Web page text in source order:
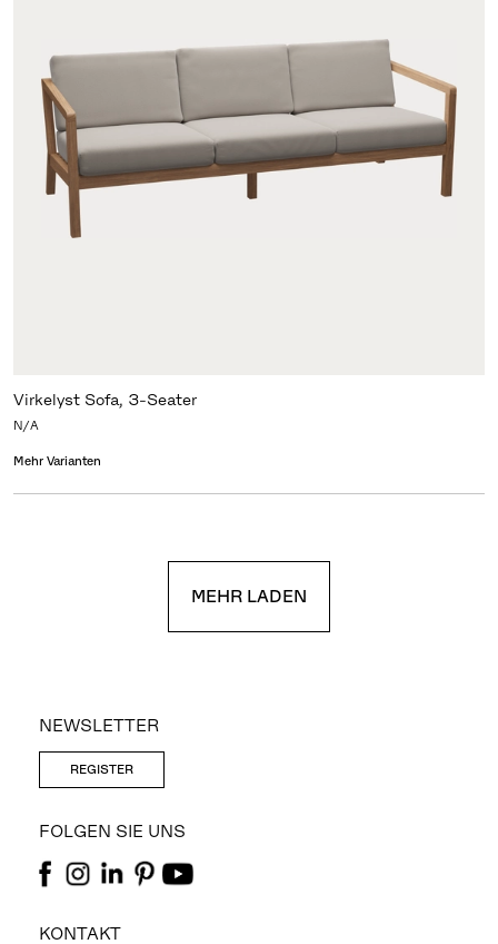
Virkelyst Sofa, 3-Seater
N/A
Mehr Varianten
MEHR LADEN
NEWSLETTER
REGISTER
FOLGEN SIE UNS
KONTAKT